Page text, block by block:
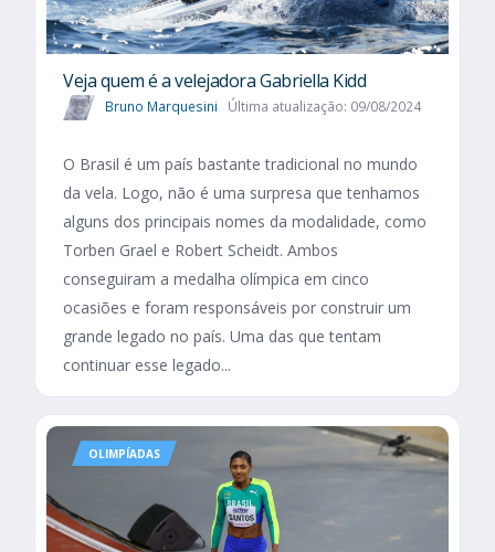
Veja quem é a velejadora Gabriella Kidd
Bruno Marquesini Última atualização: 09/08/2024
O Brasil é um país bastante tradicional no mundo
da vela. Logo, não é uma surpresa que tenhamos
alguns dos principais nomes da modalidade, como
Torben Grael e Robert Scheidt. Ambos
conseguiram a medalha olímpica em cinco
ocasiões e foram responsáveis por construir um
grande legado no país. Uma das que tentam
continuar esse legado...
OLIMPÍADAS